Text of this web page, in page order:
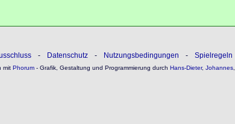
- Datenschutz - Nutzungsbedingungen - Spielregeln
mitPhorum- Grafik, Gestaltung und Programmierung durch Hans-Dieter, Johannes,